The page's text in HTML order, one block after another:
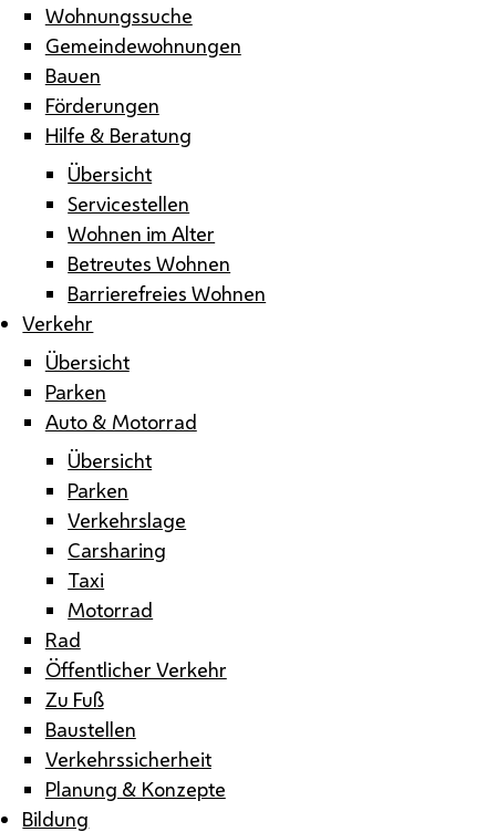
Wohnungssuche
Gemeindewohnungen
Bauen
Förderungen
Hilfe & Beratung
Übersicht
Servicestellen
Wohnen im Alter
Betreutes Wohnen
Barrierefreies Wohnen
Verkehr
Übersicht
Parken
Auto & Motorrad
Übersicht
Parken
Verkehrslage
Carsharing
Taxi
Motorrad
Rad
Öffentlicher Verkehr
Zu Fuß
Baustellen
Verkehrssicherheit
Planung & Konzepte
Bildung